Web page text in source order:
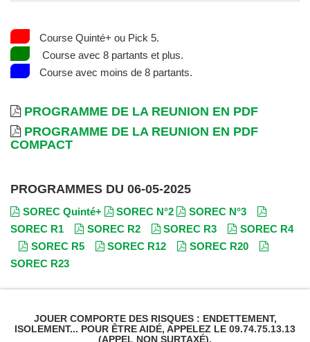
Course Quinté+ ou Pick 5.
Course avec 8 partants et plus.
Course avec moins de 8 partants.
PROGRAMME DE LA REUNION EN PDF
PROGRAMME DE LA REUNION EN PDF
COMPACT
PROGRAMMES DU 06-05-2025
SOREC Quinté+ SOREC N°2
SOREC N°3
SOREC R1
SOREC R2 SOREC R3
SOREC R4
SOREC R5
SOREC R12
SOREC R20
SOREC R23
JOUER COMPORTE DES RISQUES : ENDETTEMENT,
ISOLEMENT... POUR ÊTRE AIDÉ, APPELEZ LE 09.74.75.13.13
(APPEL NON SURTAXÉ).